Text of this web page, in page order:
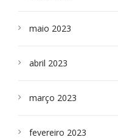
maio 2023
abril 2023
março 2023
fevereiro 2023